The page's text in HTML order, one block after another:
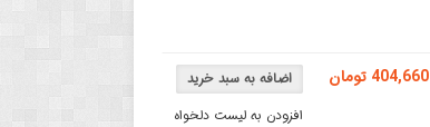
افزودن به لیست دلخواه
404,660 تومان